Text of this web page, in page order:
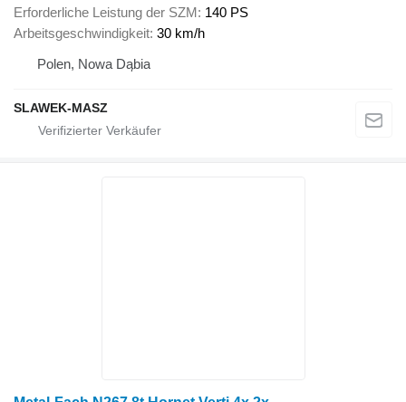
Erforderliche Leistung der SZM 140 PS
Arbeitsgeschwindigkeit 30 km/h
Polen, Nowa Dąbia
SLAWEK-MASZ